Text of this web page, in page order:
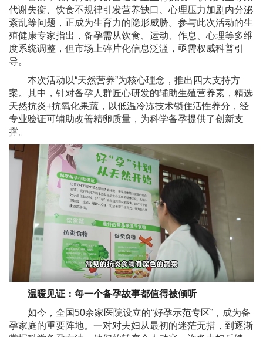
代谢失衡、饮食不规律引发营养缺口、心理压力加剧内分泌
紊乱等问题，正成为生育力的隐形威胁。参与此次活动的生
殖健康专家指出，备孕需从饮食、运动、作息、心理等多维
度系统调整，但市场上碎片化信息泛滥，亟需权威科普引
导。
本次活动以“天然营养”为核心理念，推出四大支持方
案。其中，针对备孕人群匠心研发的辅助生殖营养素，精选
天然抗炎+抗氧化果蔬，以低温冷冻技术锁住活性养分，经
专业验证可辅助改善精卵质量，为科学备孕提供了创新支
撑。
温暖见证：每一个备孕故事都值得被倾听
如今，全国50余家医院设立的“好孕示范专区”，成为备
孕家庭的重要阵地。一对对夫妇从最初的迷茫无措，到逐渐